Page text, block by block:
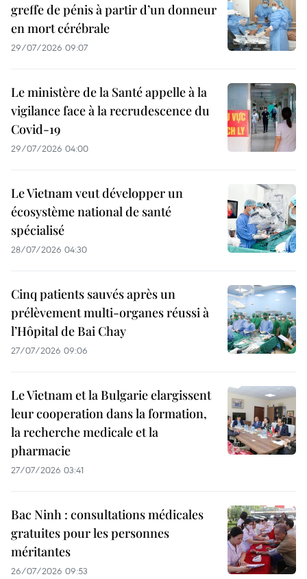
greffe de pénis à partir d’un donneur
en mort cérébrale
29/07/2026 09:07
Le ministère de la Santé appelle à la
vigilance face à la recrudescence du
Covid-19
29/07/2026 04:00
Le Vietnam veut développer un
écosystème national de santé
spécialisé
28/07/2026 04:30
Cinq patients sauvés après un
prélèvement multi-organes réussi à
l’Hôpital de Bai Chay
27/07/2026 09:06
Le Vietnam et la Bulgarie elargissent
leur cooperation dans la formation,
la recherche medicale et la
pharmacie
27/07/2026 03:41
Bac Ninh : consultations médicales
gratuites pour les personnes
méritantes
26/07/2026 09:53